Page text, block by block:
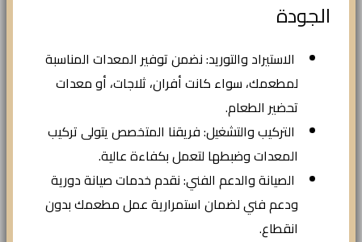
الجودة
الاستيراد والتوريد: نضمن توفير المعدات المناسبة
لمطعمك، سواء كانت أفران، ثلاجات، أو معدات
تحضير الطعام.
التركيب والتشغيل: فريقنا المتخصص يتولى تركيب
المعدات وضبطها لتعمل بكفاءة عالية.
الصيانة والدعم الفني: نقدم خدمات صيانة دورية
ودعم فني لضمان استمرارية عمل مطعمك بدون
انقطاع.